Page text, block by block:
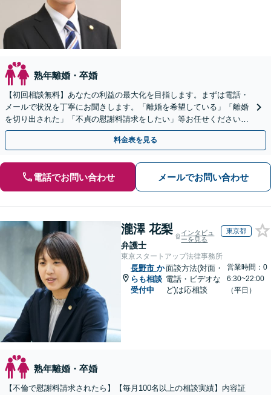
熟年離婚・卒婚
【初回相談無料】あなたの利益の最大化を目指します。まずは電話・
メールで状況を丁寧にお聞きします。「離婚を希望している」「離婚
を切り出された」「不貞の慰謝料請求をしたい」等お任せください。
【リーズナブルな料金設定】
料金表を見る
電話でお問い合わせ メールでお問い合わせ
瀧澤 花梨
弁護士
インタビュ
ーを見る
東京都
東京スタートアップ法律事務所
長野市 か
らも相談
受付中
面談方法(対面・
電話・ビデオな
ど)は応相談
営業時間：0
6:30~22:00
（平日）
熟年離婚・卒婚
【不倫で慰謝料請求されたら】【毎月100名以上の相談実績】内容証